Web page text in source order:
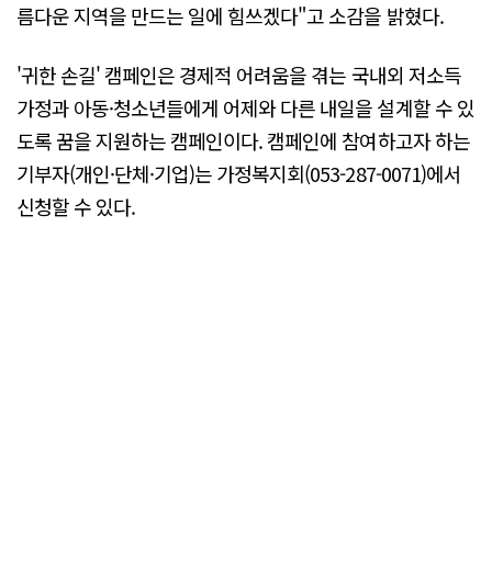
름다운 지역을 만드는 일에 힘쓰겠다"고 소감을 밝혔다.
'귀한 손길' 캠페인은 경제적 어려움을 겪는 국내외 저소득
가정과 아동·청소년들에게 어제와 다른 내일을 설계할 수 있
도록 꿈을 지원하는 캠페인이다. 캠페인에 참여하고자 하는
기부자(개인·단체·기업)는 가정복지회(053-287-0071)에서
신청할 수 있다.